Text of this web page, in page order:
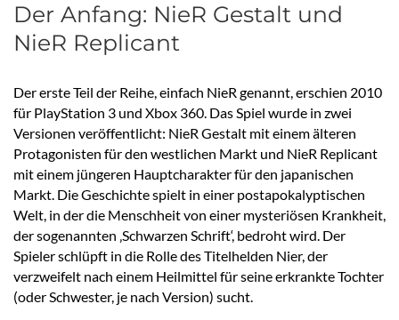
Der Anfang: NieR Gestalt und
NieR Replicant
Der erste Teil der Reihe, einfach NieR genannt, erschien 2010
für PlayStation 3 und Xbox 360. Das Spiel wurde in zwei
Versionen veröffentlicht: NieR Gestalt mit einem älteren
Protagonisten für den westlichen Markt und NieR Replicant
mit einem jüngeren Hauptcharakter für den japanischen
Markt. Die Geschichte spielt in einer postapokalyptischen
Welt, in der die Menschheit von einer mysteriösen Krankheit,
der sogenannten ‚Schwarzen Schrift‘, bedroht wird. Der
Spieler schlüpft in die Rolle des Titelhelden Nier, der
verzweifelt nach einem Heilmittel für seine erkrankte Tochter
(oder Schwester, je nach Version) sucht.